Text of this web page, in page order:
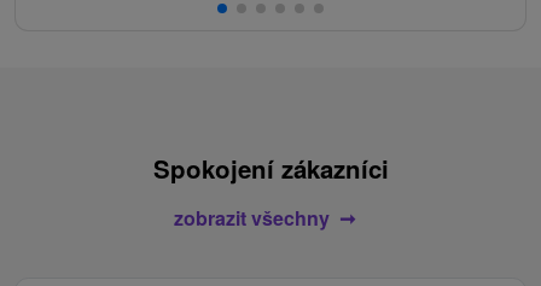
Spokojení zákazníci
zobrazit všechny